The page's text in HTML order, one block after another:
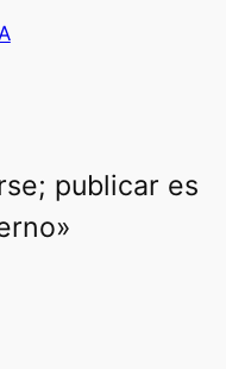
publicar es